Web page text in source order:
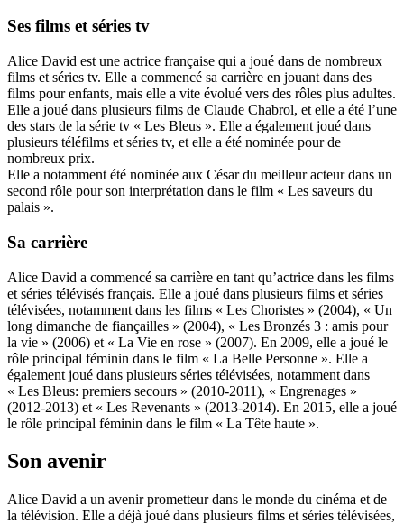
Ses films et séries tv
Alice David est une actrice française qui a joué dans de nombreux
films et séries tv. Elle a commencé sa carrière en jouant dans des
films pour enfants, mais elle a vite évolué vers des rôles plus adultes.
Elle a joué dans plusieurs films de Claude Chabrol, et elle a été l’une
des stars de la série tv « Les Bleus ». Elle a également joué dans
plusieurs téléfilms et séries tv, et elle a été nominée pour de
nombreux prix.
Elle a notamment été nominée aux César du meilleur acteur dans un
second rôle pour son interprétation dans le film « Les saveurs du
palais ».
Sa carrière
Alice David a commencé sa carrière en tant qu’actrice dans les films
et séries télévisés français. Elle a joué dans plusieurs films et séries
télévisées, notamment dans les films « Les Choristes » (2004), « Un
long dimanche de fiançailles » (2004), « Les Bronzés 3 : amis pour
la vie » (2006) et « La Vie en rose » (2007). En 2009, elle a joué le
rôle principal féminin dans le film « La Belle Personne ». Elle a
également joué dans plusieurs séries télévisées, notamment dans
« Les Bleus: premiers secours » (2010-2011), « Engrenages »
(2012-2013) et « Les Revenants » (2013-2014). En 2015, elle a joué
le rôle principal féminin dans le film « La Tête haute ».
Son avenir
Alice David a un avenir prometteur dans le monde du cinéma et de
la télévision. Elle a déjà joué dans plusieurs films et séries télévisées,